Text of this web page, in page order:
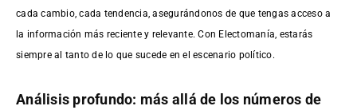
cada cambio, cada tendencia, asegurándonos de que tengas acceso a
la información más reciente y relevante. Con Electomanía, estarás
siempre al tanto de lo que sucede en el escenario político.
Análisis profundo: más allá de los números de